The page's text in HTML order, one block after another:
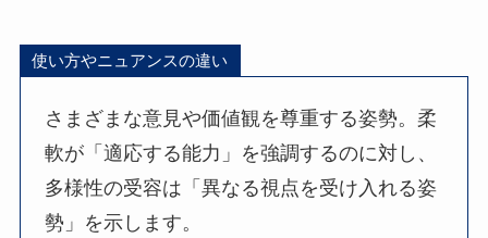
使い方やニュアンスの違い
さまざまな意見や価値観を尊重する姿勢。柔
軟が「適応する能力」を強調するのに対し、
多様性の受容は「異なる視点を受け入れる姿
勢」を示します。